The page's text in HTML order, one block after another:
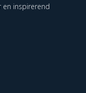
en inspirerend